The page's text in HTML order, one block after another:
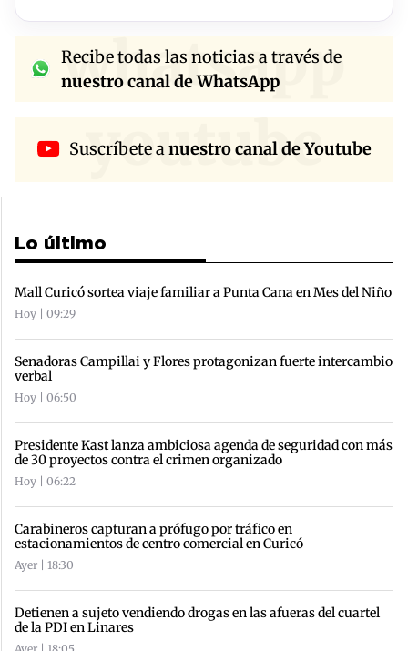
whatsapp
Recibe todas las noticias a través de
nuestro canal de WhatsApp
youtube
Suscríbete anuestro canal de Youtube
Lo último
Mall Curicó sortea viaje familiar a Punta Cana en Mes del Niño
Hoy | 09:29
Senadoras Campillai y Flores protagonizan fuerte intercambio
verbal
Hoy | 06:50
Presidente Kast lanza ambiciosa agenda de seguridad con más
de 30 proyectos contra el crimen organizado
Hoy | 06:22
Carabineros capturan a prófugo por tráfico en
estacionamientos de centro comercial en Curicó
Ayer | 18:30
Detienen a sujeto vendiendo drogas en las afueras del cuartel
de la PDI en Linares